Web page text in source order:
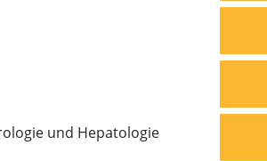
und Hepatologie